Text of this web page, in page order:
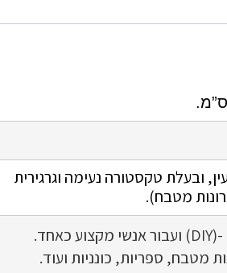
ובעלת טקסטורה נעימה וגרגירית
מטבח).
מטבח, ספריות, כונניות ועוד.